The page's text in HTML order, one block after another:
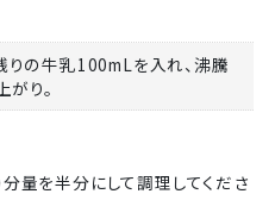
りの牛乳100mLを入れ、沸騰
り。
量を半分にして調理してくださ